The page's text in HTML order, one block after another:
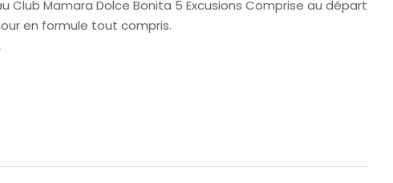
Club Mamara Dolce Bonita 5 Excusions Comprise au départ
en formule tout compris.